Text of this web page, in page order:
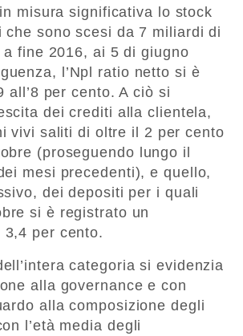
misura significativa lo stock
che sono scesi da 7 miliardi di
fine 2016, ai 5 di giugno
l’Npl ratio netto si è
all’8 per cento. A ciò si
dei crediti alla clientela,
vivi saliti di oltre il 2 per cento
(proseguendo lungo il
mesi precedenti), e quello,
dei depositi per i quali
si è registrato un
3,4 per cento.
categoria si evidenzia
alla governance e con
alla composizione degli
l’età media degli